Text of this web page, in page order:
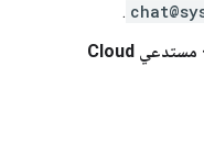
.
مستدعي Cloud